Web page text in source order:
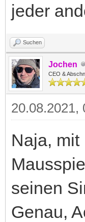
jeder
Suchen
Jochen
CEO &
20.08.2021,
Naja,
seinen
Genau,